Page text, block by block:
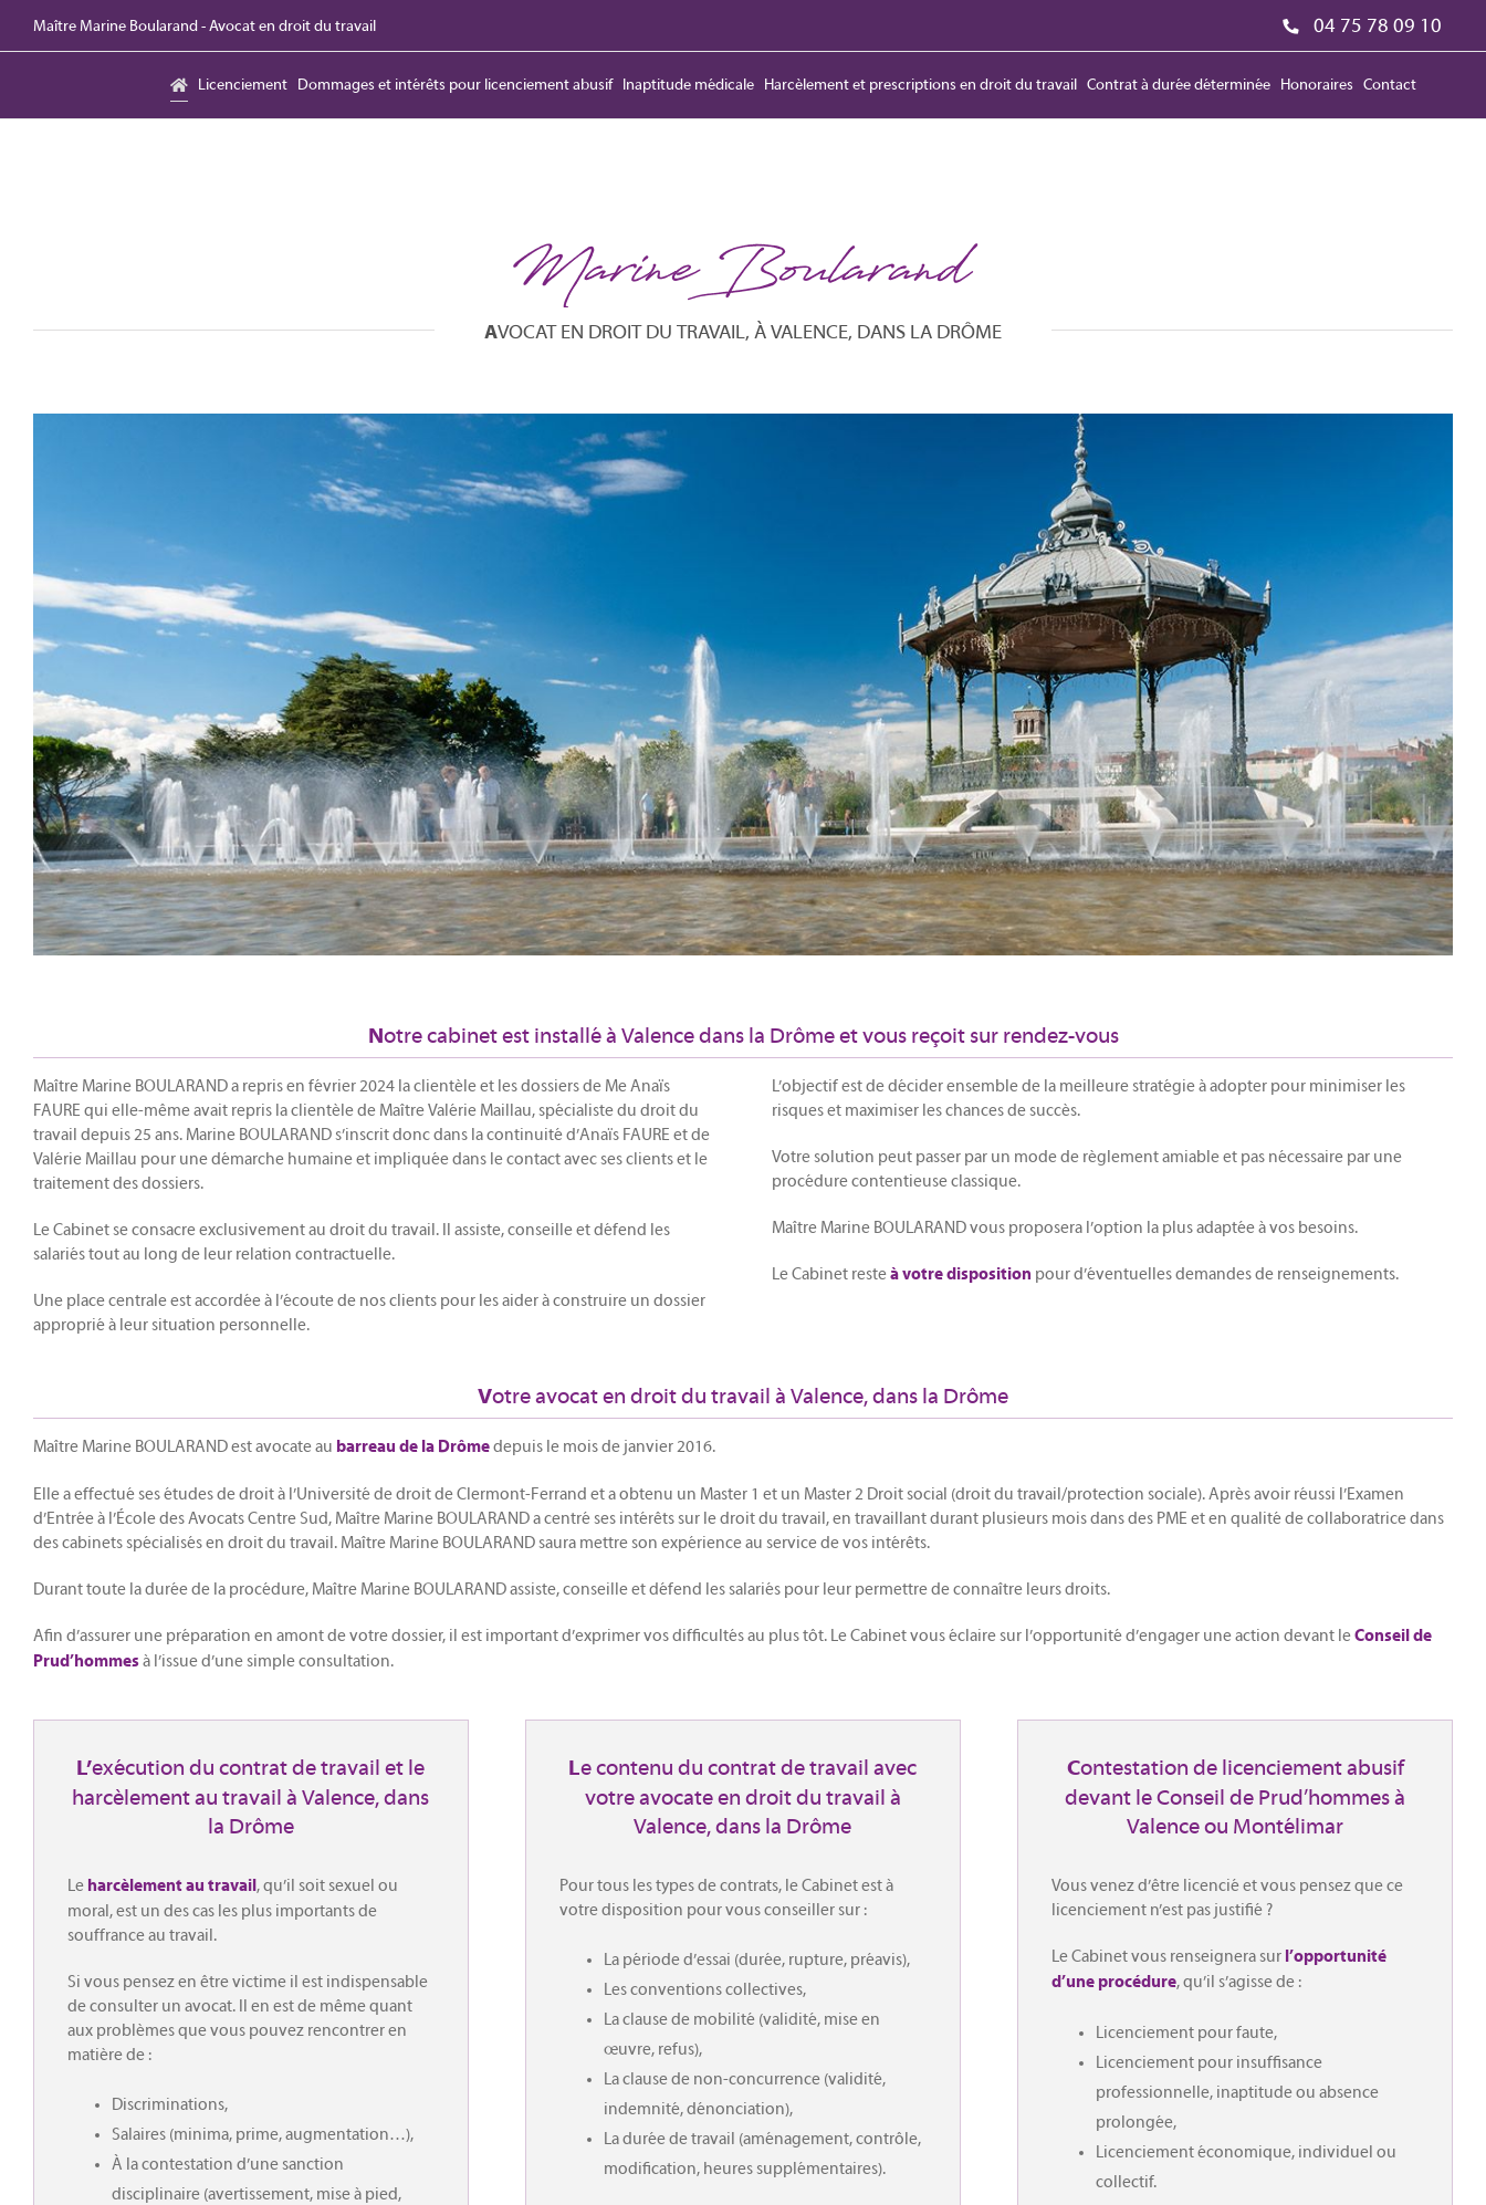
Maître Marine Boularand - Avocat en droit du travail 04 75 78 09 10
Licenciement Dommages et intérêts pour licenciement abusif Inaptitude médicale Harcèlement et prescriptions en droit du travail Contrat à durée déterminée Honoraires Contact
AVOCAT EN DROIT DU TRAVAIL, À VALENCE, DANS LA DRÔME
Notre cabinet est installé à Valence dans la Drôme et vous reçoit sur rendez-vous
Maître Marine BOULARAND a repris en février 2024 la clientèle et les dossiers de Me Anaïs
FAURE qui elle-même avait repris la clientèle de Maître Valérie Maillau, spécialiste du droit du
travail depuis 25 ans. Marine BOULARAND s’inscrit donc dans la continuité d’Anaïs FAURE et de
Valérie Maillau pour une démarche humaine et impliquée dans le contact avec ses clients et le
traitement des dossiers.
Le Cabinet se consacre exclusivement au droit du travail. Il assiste, conseille et défend les
salariés tout au long de leur relation contractuelle.
Une place centrale est accordée à l’écoute de nos clients pour les aider à construire un dossier
approprié à leur situation personnelle.
L’objectif est de décider ensemble de la meilleure stratégie à adopter pour minimiser les
risques et maximiser les chances de succès.
Votre solution peut passer par un mode de règlement amiable et pas nécessaire par une
procédure contentieuse classique.
Maître Marine BOULARAND vous proposera l’option la plus adaptée à vos besoins.
Le Cabinet reste à votre disposition pour d’éventuelles demandes de renseignements.
Votre avocat en droit du travail à Valence, dans la Drôme
Maître Marine BOULARAND est avocate au barreau de la Drôme depuis le mois de janvier 2016.
Elle a effectué ses études de droit à l’Université de droit de Clermont-Ferrand et a obtenu un Master 1 et un Master 2 Droit social (droit du travail/protection sociale). Après avoir réussi l’Examen
d’Entrée à l’École des Avocats Centre Sud, Maître Marine BOULARAND a centré ses intérêts sur le droit du travail, en travaillant durant plusieurs mois dans des PME et en qualité de collaboratrice dans
des cabinets spécialisés en droit du travail. Maître Marine BOULARAND saura mettre son expérience au service de vos intérêts.
Durant toute la durée de la procédure, Maître Marine BOULARAND assiste, conseille et défend les salariés pour leur permettre de connaître leurs droits.
Afin d’assurer une préparation en amont de votre dossier, il est important d’exprimer vos difficultés au plus tôt. Le Cabinet vous éclaire sur l’opportunité d’engager une action devant le Conseil de
Prud’hommes à l’issue d’une simple consultation.
L’exécution du contrat de travail et le
harcèlement au travail à Valence, dans
la Drôme
Le harcèlement au travail , qu’il soit sexuel ou
moral, est un des cas les plus importants de
souffrance au travail.
Si vous pensez en être victime il est indispensable
de consulter un avocat. Il en est de même quant
aux problèmes que vous pouvez rencontrer en
matière de :
Discriminations,
Salaires (minima, prime, augmentation…),
À la contestation d’une sanction
disciplinaire (avertissement, mise à pied,
Le contenu du contrat de travail avec
votre avocate en droit du travail à
Valence, dans la Drôme
Pour tous les types de contrats, le Cabinet est à
votre disposition pour vous conseiller sur :
La période d’essai (durée, rupture, préavis),
Les conventions collectives,
La clause de mobilité (validité, mise en
œuvre, refus),
La clause de non-concurrence (validité,
indemnité, dénonciation),
La durée de travail (aménagement, contrôle,
modification, heures supplémentaires).
Contestation de licenciement abusif
devant le Conseil de Prud’hommes à
Valence ou Montélimar
Vous venez d’être licencié et vous pensez que ce
licenciement n’est pas justifié ?
Le Cabinet vous renseignera sur l’opportunité
d’une procédure, qu’il s’agisse de :
Licenciement pour faute,
Licenciement pour insuffisance
professionnelle, inaptitude ou absence
prolongée,
Licenciement économique, individuel ou
collectif.